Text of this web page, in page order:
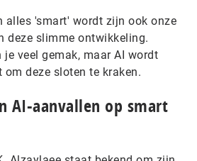
alles 'smart' wordt zijn ook onze
deze slimme ontwikkeling.
veel gemak, maar AI wordt
om deze sloten te kraken.
AI-aanvallen op smart